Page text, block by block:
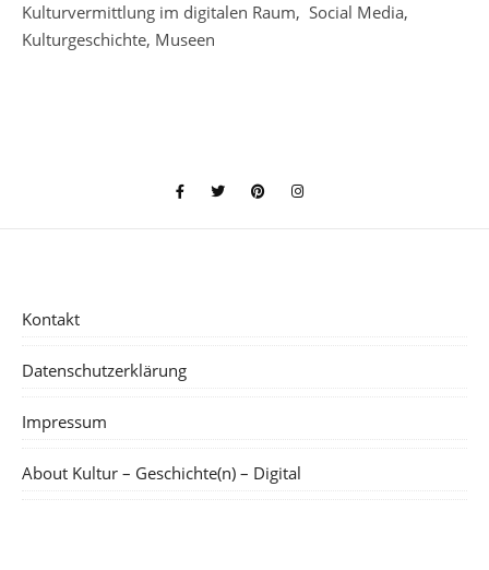
Kulturvermittlung im digitalen Raum, Social Media,
Kulturgeschichte, Museen
Kontakt
Datenschutzerklärung
Impressum
About Kultur – Geschichte(n) – Digital